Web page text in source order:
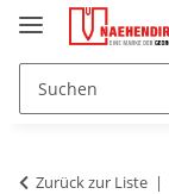
Zurück zur Liste